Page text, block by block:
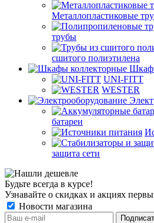
Металлопластиковые
трубы
сшитого полиэтилена
UNI-FITT
WESTER
батареи
защита сети
Будьте всегда в курсе!
Узнавайте о скидках и акциях
Новости магазина